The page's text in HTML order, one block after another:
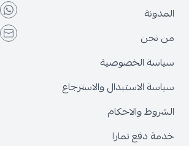
المدونة
من نحن
سياسة الخصوصية
سياسة الاستبدال والاسترجاع
الشروط والاحكام
خدمة دفع تمارا